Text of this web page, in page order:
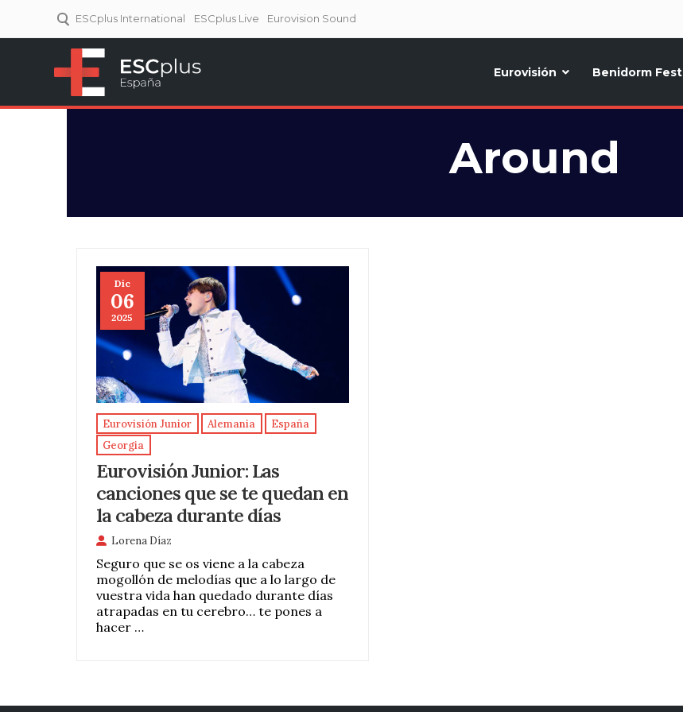
ESCplus International ESCplus Live Eurovision Sound
Eurovisión Benidorm Fest
Around
Dic
06
2025
Eurovisión Junior Alemania
España
Georgia
Eurovisión Junior: Las
canciones que se te quedan en
la cabeza durante días
Lorena Díaz
Seguro que se os viene a la cabeza
mogollón de melodías que a lo largo de
vuestra vida han quedado durante días
atrapadas en tu cerebro… te pones a
hacer …